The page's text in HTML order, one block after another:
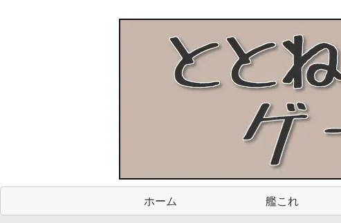
ホーム 艦これ